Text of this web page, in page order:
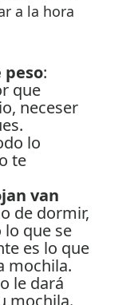
a la hora
peso:
que
neceser
lo
te
van
de dormir,
que se
es lo que
mochila.
le dará
mochila.